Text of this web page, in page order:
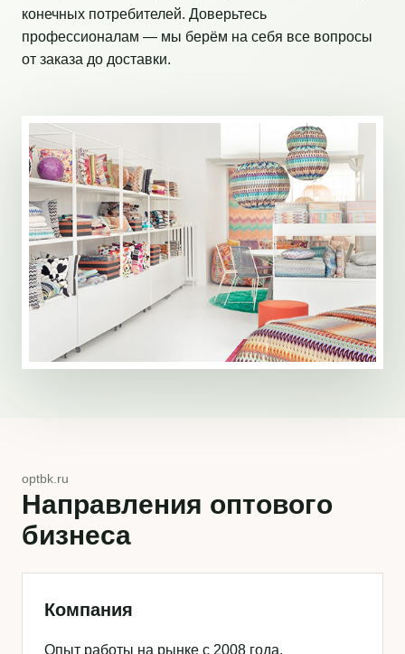
конечных потребителей. Доверьтесь
профессионалам — мы берём на себя все вопросы
от заказа до доставки.
optbk.ru
Направления оптового
бизнеса
Компания
Опыт работы на рынке с 2008 года,